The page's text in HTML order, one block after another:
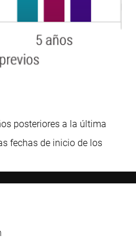
posteriores a la última
fechas de inicio de los